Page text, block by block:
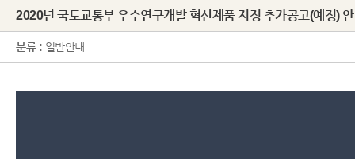
2020년 국토교통부 우수연구개발 혁신제품 지정 추가공고(예정)
분류 : 일반안내